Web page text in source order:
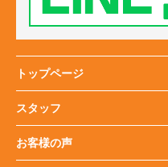
トップページ
スタッフ
お客様の声